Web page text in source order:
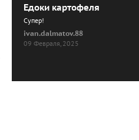
Едоки картофеля
Cупер!
ivan.dalmatov.88
09 Февраля, 2025